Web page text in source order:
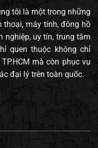
tôi là một trong những
thoại, máy tính, đông hồ
nghiệp, uy tín, trung tâm
quen thuộc không chỉ
mà còn phục vụ
đại lý trên toàn quốc.